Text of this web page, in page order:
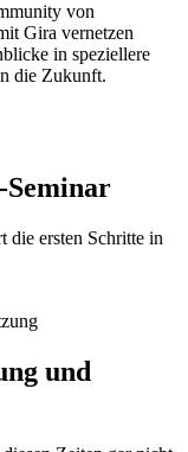
von
Gira vernetzen
in speziellere
die Zukunft.
die ersten Schritte in
und